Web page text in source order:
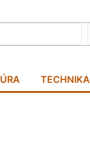
TECHNIKA